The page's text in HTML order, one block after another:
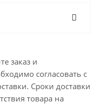
заказ и
согласовать с
Сроки доставки
товара на